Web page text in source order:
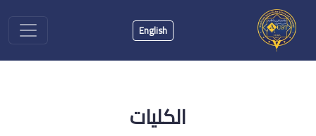
English
الكليات